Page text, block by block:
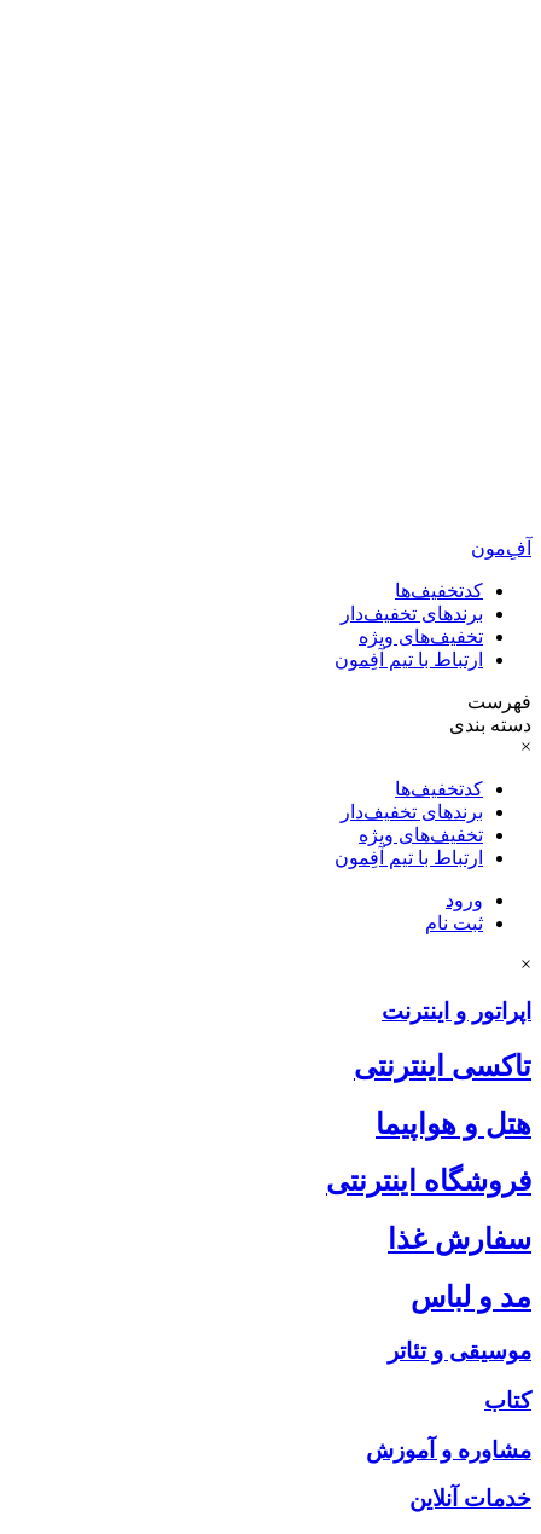
آفِ‌مون
کدتخفیف‌ها
برندهای تخفیف‌دار
تخفیف‌های ویژه
ارتباط با تیم آفِمون
فهرست
دسته بندی
×
کدتخفیف‌ها
برندهای تخفیف‌دار
تخفیف‌های ویژه
ارتباط با تیم آفِمون
ورود
ثبت نام
×
اپراتور و اینترنت
تاکسی اینترنتی
هتل و هواپیما
فروشگاه اینترنتی
سفارش غذا
مد و لباس
موسیقی و تئاتر
کتاب
مشاوره و آموزش
خدمات آنلاین